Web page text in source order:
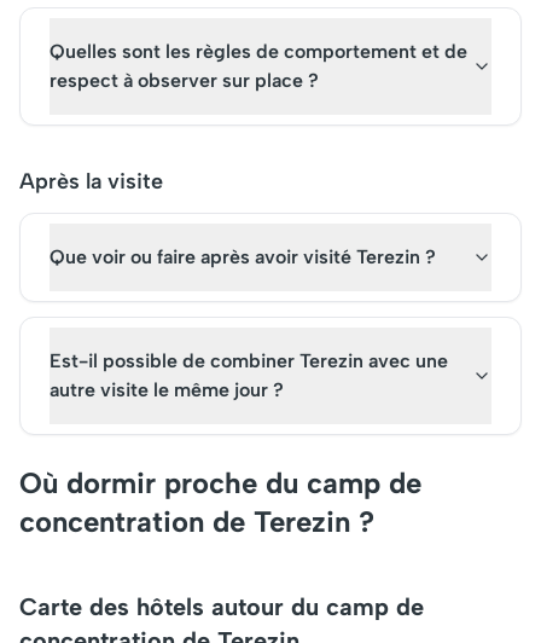
Quelles sont les règles de comportement et de
respect à observer sur place ?
Après la visite
Que voir ou faire après avoir visité Terezin ?
Est-il possible de combiner Terezin avec une
autre visite le même jour ?
Où dormir proche du camp de
concentration de Terezin ?
Carte des hôtels autour du camp de